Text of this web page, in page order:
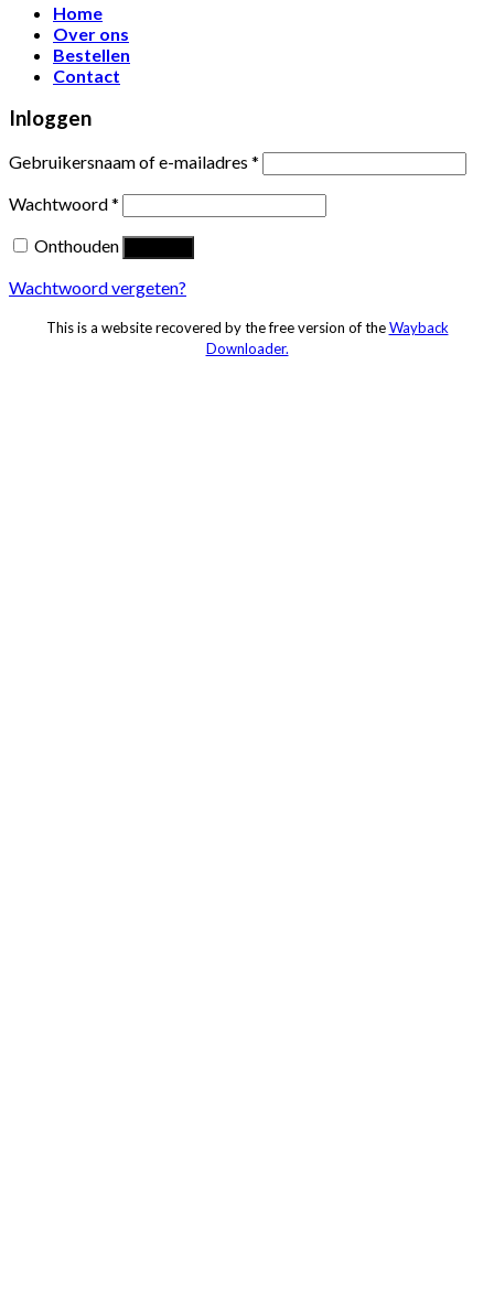
Home
Over ons
Bestellen
Contact
Inloggen
Gebruikersnaam of e-mailadres *
Wachtwoord*
Onthouden
Wachtwoord vergeten?
This is a website recovered by the free version of theWayback
Downloader.